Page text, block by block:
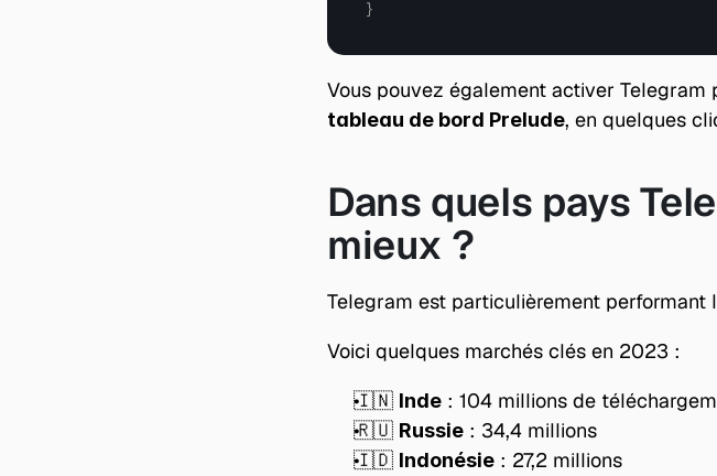
}
tableau de bord Prelude, en quelques
Dans quels pays
mieux ?
Telegram est particulièrement
Voici quelques marchés clés en 2023 :
🇮🇳 Inde : 104 millions de
🇷🇺 Russie : 34,4 millions
🇮🇩 Indonésie : 27,2 millions